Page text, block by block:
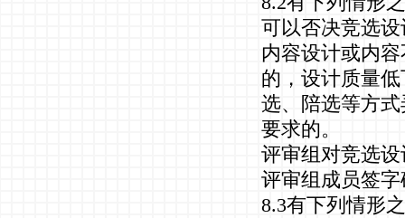
可以否决竞选
内容设计或内
的，设计质量
选、陪选等方
要求的。
评审组对竞选
评审组成员签
8.3有下列情形